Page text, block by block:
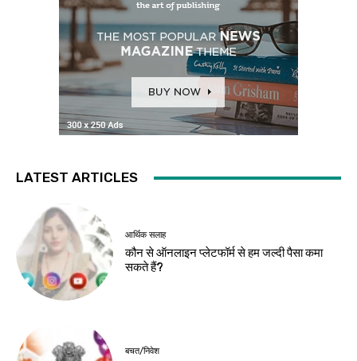
LATEST ARTICLES
आर्थिक सलाह
कौन से ऑनलाइन प्लेटफॉर्म से हम जल्दी पैसा कमा
सकते हैं?
बचत/निवेश